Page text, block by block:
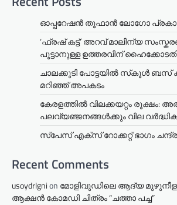
ഓപ്പറേഷൻ തൂഫാൻ ലോഗോ
‘ഫ്രഷ് കട്ട്’ അറവ് മാലിന്യ
പൂട്ടാനുള്ള ഉത്തരവിന് ഹൈക്കോടതി
ചാലക്കുടി പോട്ടയിൽ സ്‌കൂൾ ബസ്
മറിഞ്ഞ് അപകടം
കേരളത്തില്‍ വിലക്കയറ്റം രൂക്ഷം:
പലവ്യഞ്ജനങ്ങള്‍ക്കും വില
സ്‌പേസ് എക്‌സ് റോക്കറ്റ് ഭാഗം
Recent Comments
usoydrlgnion മോളിവുഡിലെ ആദ്യ മുഴുനീള
ആക്ഷൻ കോമഡി ചിത്രം “ചത്താ പച്ച”